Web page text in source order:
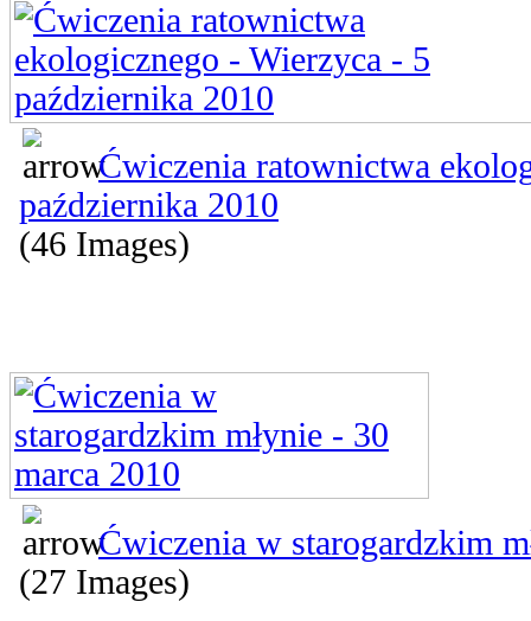
Ćwiczenia ratownictwa
października 2010
(46 Images)
Ćwiczenia w starogardzkim
(27 Images)